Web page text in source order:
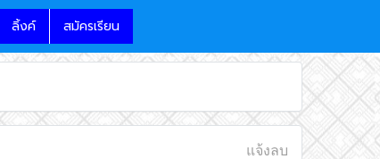
ลิ้งค์ สมัครเรียน
แจ้งลบ